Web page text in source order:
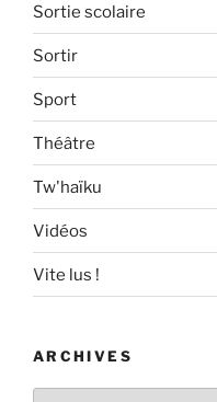
Sortie scolaire
Sortir
Sport
Théâtre
Tw'haïku
Vidéos
Vite lus !
ARCHIVES